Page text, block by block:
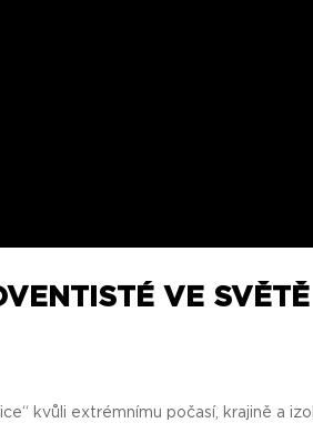
VE
kvůli extrémnímu počasí, krajině a